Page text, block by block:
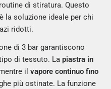
di stiratura. Questo
la soluzione ideale per chi
ridotti.
di 3 bar garantiscono
di tessuto. Lapiastra in
ilvapore continuo fino
più ostinate. La funzione